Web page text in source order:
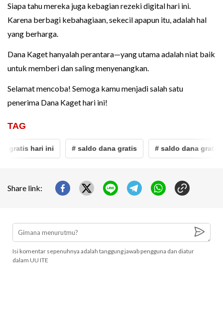
Siapa tahu mereka juga kebagian rezeki digital hari ini.
Karena berbagi kebahagiaan, sekecil apapun itu, adalah hal
yang berharga.
Dana Kaget hanyalah perantara—yang utama adalah niat baik
untuk memberi dan saling menyenangkan.
Selamat mencoba! Semoga kamu menjadi salah satu
penerima Dana Kaget hari ini!
TAG
hari ini # saldo dana gratis # saldo dana gratis hari
Share link:
Isi komentar sepenuhnya adalah tanggung jawab pengguna dan diatur
dalam UU ITE